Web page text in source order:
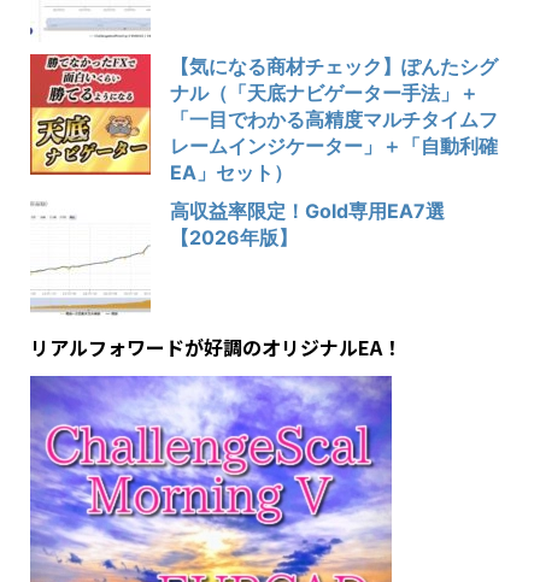
【気になる商材チェック】ぽんたシグ
ナル（「天底ナビゲーター手法」＋
「一目でわかる高精度マルチタイムフ
レームインジケーター」＋「自動利確
EA」セット）
高収益率限定！Gold専用EA7選
【2026年版】
リアルフォワードが好調のオリジナルEA！